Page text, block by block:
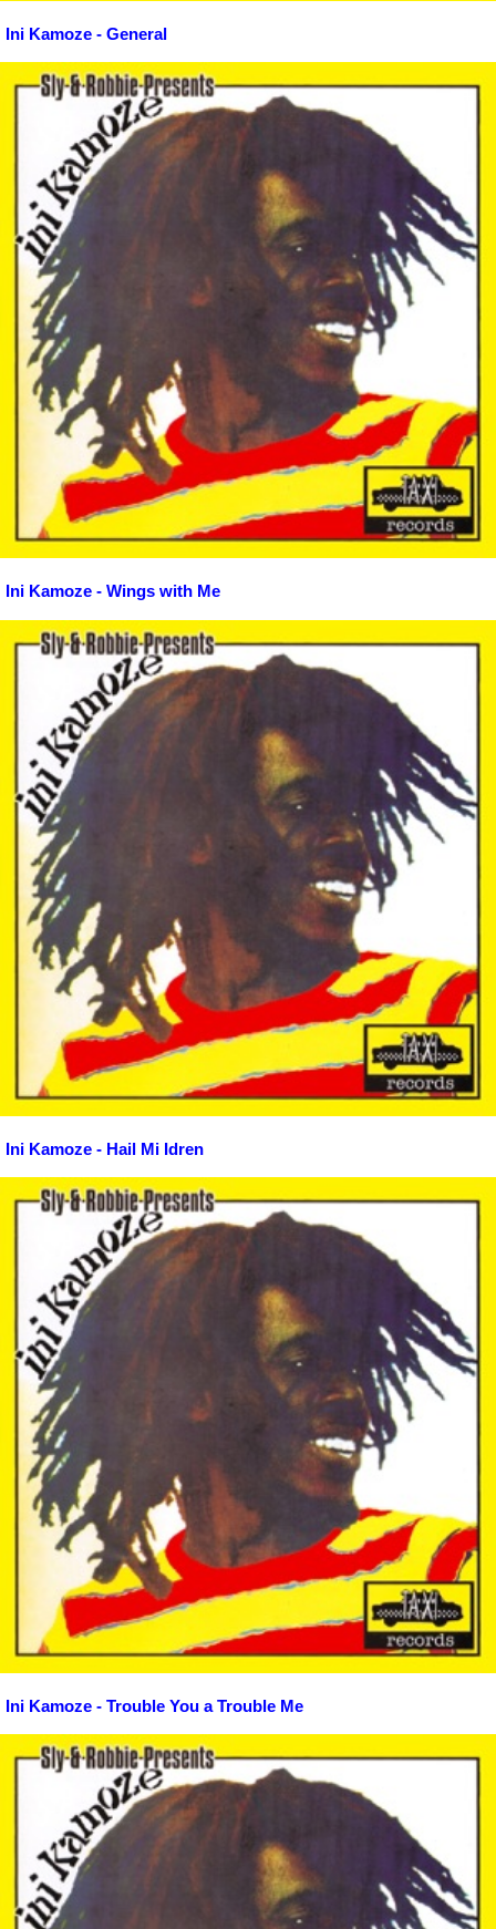
Ini Kamoze - General
Ini Kamoze - Wings with Me
Ini Kamoze - Hail Mi Idren
Ini Kamoze - Trouble You a Trouble Me